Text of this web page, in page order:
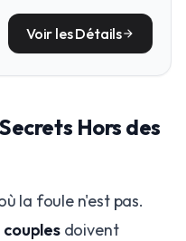
and emerald rice
Voir les Détailsarrow_forward
Hors des
la foule n'est pas.
couplesdoivent